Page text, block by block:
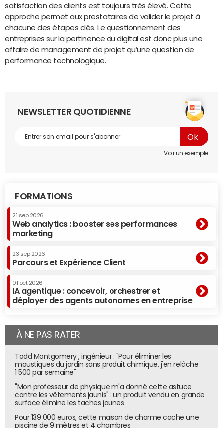
satisfaction des clients est toujours très élevé. Cette
approche permet aux prestataires de valider le projet à
chacune des étapes clés. Le questionnement des
entreprises sur la pertinence du digital est donc plus une
affaire de management de projet qu’une question de
performance technologique.
NEWSLETTER QUOTIDIENNE
Voir un exemple
FORMATIONS
21 sep 2026
Web analytics : booster ses performances
marketing
23 sep 2026
Parcours et Expérience Client
01 oct 2026
IA agentique : concevoir, orchestrer et
déployer des agents autonomes en entreprise
À NE PAS RATER
Todd Montgomery , ingénieur : "Pour éliminer les
moustiques du jardin sans produit chimique, j'en relâche
1 500 par semaine"
"Mon professeur de physique m'a donné cette astuce
contre les vêtements jaunis" : un produit vendu en grande
surface élimine les taches jaunes
Pour 139 000 euros, cette maison de charme cache une
piscine de 9 mètres et 4 chambres